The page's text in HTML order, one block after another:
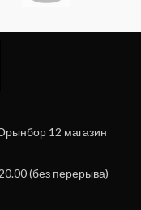
12 магазин
(без перерыва)